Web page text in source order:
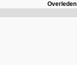
Overleden